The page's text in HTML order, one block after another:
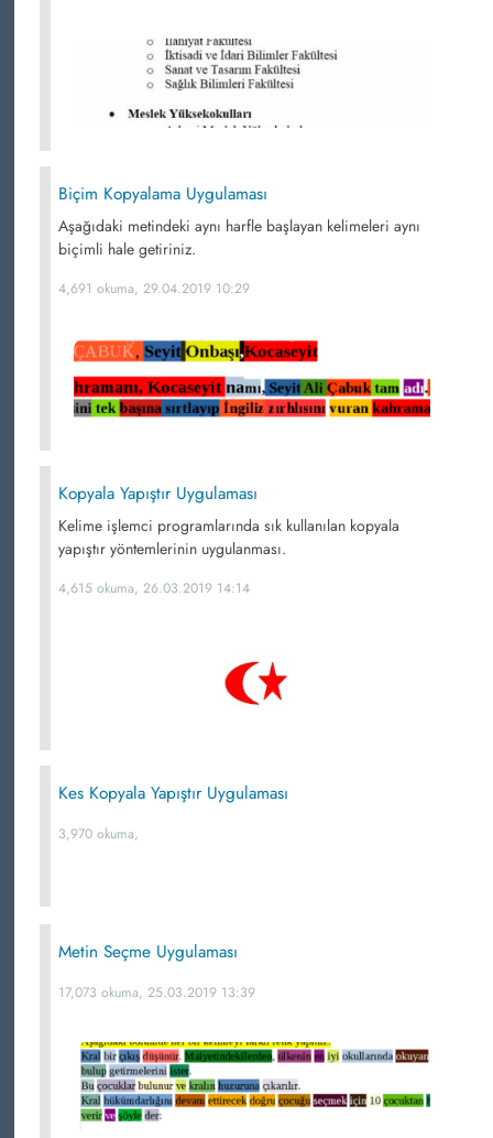
Biçim Kopyalama Uygulaması
Aşağıdaki metindeki aynı harfle başlayan kelimeleri aynı
biçimli hale getiriniz.
4,691 okuma, 29.04.2019 10:29
Kopyala Yapıştır Uygulaması
Kelime işlemci programlarında sık kullanılan kopyala
yapıştır yöntemlerinin uygulanması.
4,615 okuma, 26.03.2019 14:14
Kes Kopyala Yapıştır Uygulaması
3,970 okuma,
Metin Seçme Uygulaması
17,073 okuma, 25.03.2019 13:39